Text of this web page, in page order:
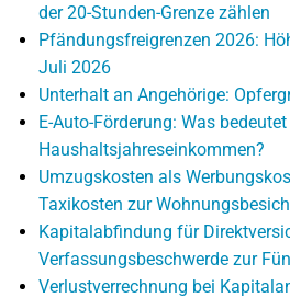
der 20-Stunden-Grenze zählen
Pfändungsfreigrenzen 2026:
Juli 2026
Unterhalt an Angehörige:
E-Auto-Förderung: Was
Haushaltsjahreseinkommen?
Umzugskosten als
Taxikosten zur
Kapitalabfindung für
Verfassungsbeschwerde zur
Verlustverrechnung bei